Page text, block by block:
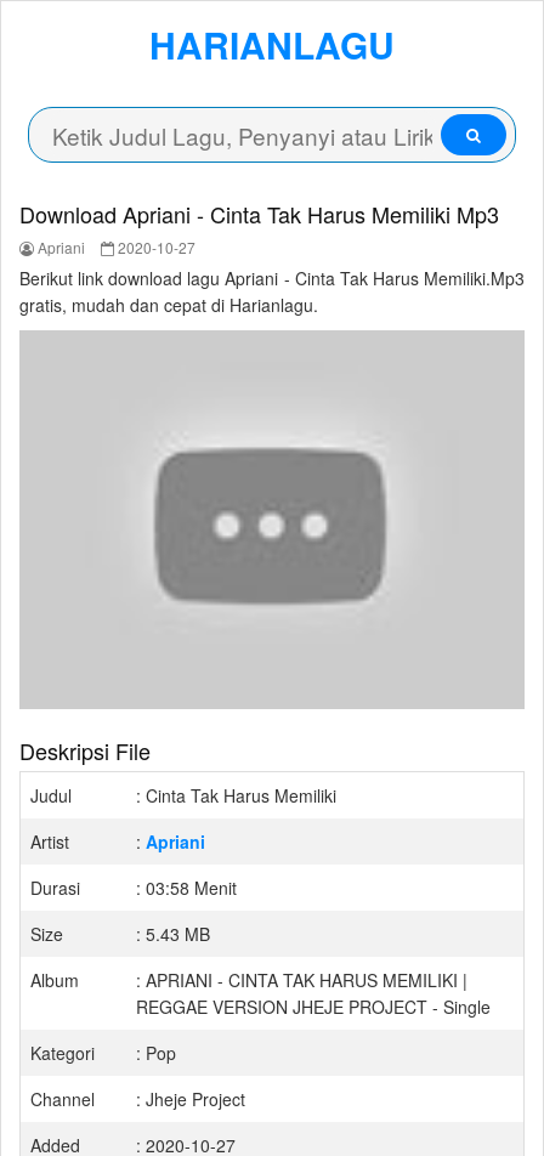
HARIANLAGU
Download Apriani - Cinta Tak Harus Memiliki Mp3
Apriani 2020-10-27
Berikut link download lagu Apriani - Cinta Tak Harus Memiliki.Mp3
gratis, mudah dan cepat di Harianlagu.
Deskripsi File
Judul
: Cinta Tak Harus Memiliki
Artist
: Apriani
Durasi
: 03:58 Menit
Size
: 5.43 MB
Album
: APRIANI - CINTA TAK HARUS MEMILIKI |
REGGAE VERSION JHEJE PROJECT - Single
Kategori
: Pop
Channel
: Jheje Project
Added
: 2020-10-27